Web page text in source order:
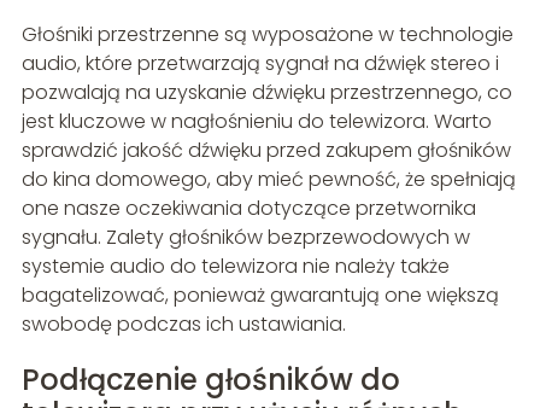
Głośniki przestrzenne są wyposażone w technologie
audio, które przetwarzają sygnał na dźwięk stereo i
pozwalają na uzyskanie dźwięku przestrzennego, co
jest kluczowe w nagłośnieniu do telewizora. Warto
sprawdzić jakość dźwięku przed zakupem głośników
do kina domowego, aby mieć pewność, że spełniają
one nasze oczekiwania dotyczące przetwornika
sygnału. Zalety głośników bezprzewodowych w
systemie audio do telewizora nie należy także
bagatelizować, ponieważ gwarantują one większą
swobodę podczas ich ustawiania.
Podłączenie głośników do